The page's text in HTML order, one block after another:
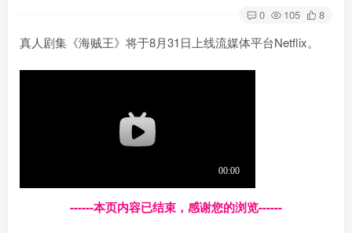
0 105 8
真人剧集《海贼王》将于8月31日上线流媒体平台Netflix。
------本页内容已结束，感谢您的浏览------